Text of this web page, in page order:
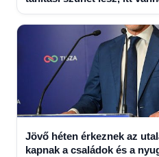
Jövő héten érkeznek az
kapnak a családok és a